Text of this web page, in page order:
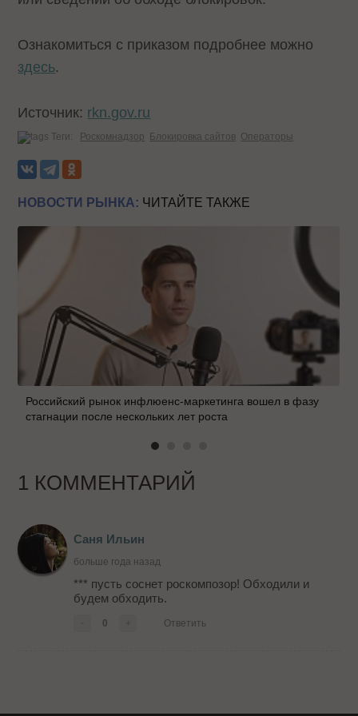
Ознакомиться с приказом подробнее можно
здесь.
Источник: rkn.gov.ru
Теги: Роскомнадзор Блокировка сайтов Операторы
НОВОСТИ РЫНКА: ЧИТАЙТЕ ТАКЖЕ
Российский рынок инфлюенс-маркетинга вошел в фазу
стагнации после нескольких лет роста
1 КОММЕНТАРИЙ
Саня Ильин
больше года назад
*** пусть соснет роскомпозор! Обходили и
будем обходить.
0 Ответить